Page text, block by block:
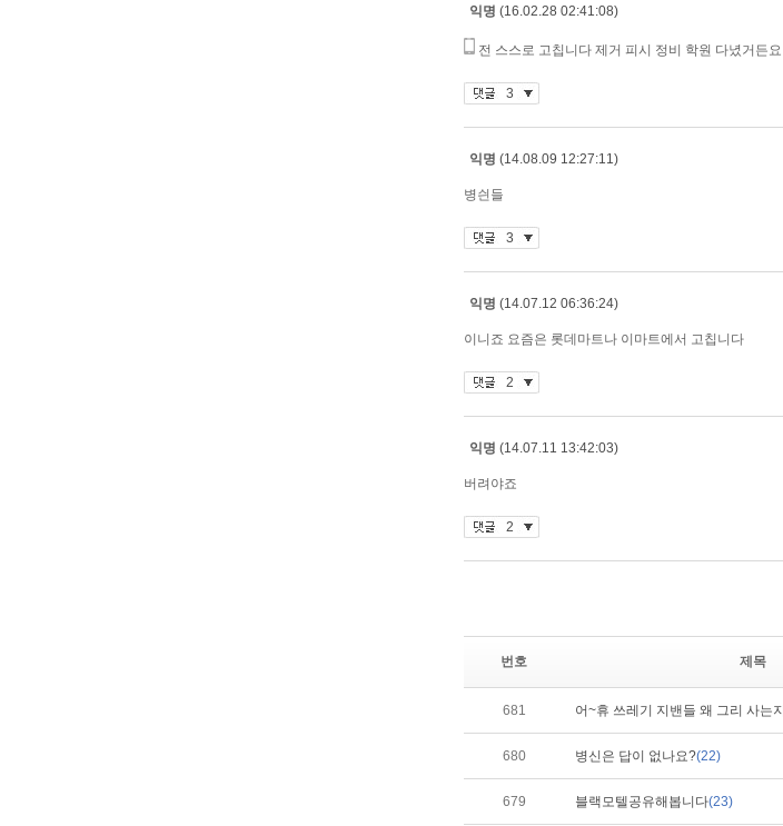
번호 제목
681 어~휴 쓰레기 지밴들 왜 그리 사는지
680 병신은 답이 없나요?(22)
679 블랙모텔공유해봅니다(23)